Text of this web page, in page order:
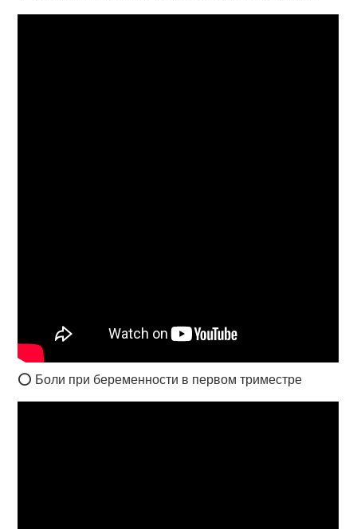
⭕ Боли при беременности в первом триместре